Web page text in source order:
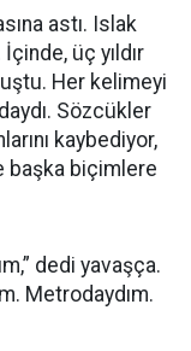
astı. Islak
üç yıldır
Her kelimeyi
Sözcükler
kaybediyor,
başka biçimlere
dedi yavaşça.
Metrodaydım.